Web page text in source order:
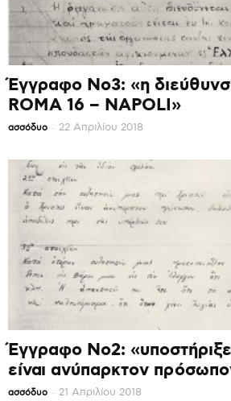
Έγγραφο Νο3: «η
ROMA 16 – NAPOLI»
ασσόδυο - 22 Απριλίου 2018
Έγγραφο Νο2:
είναι ανύπαρκτον
ασσόδυο - 21 Απριλίου 2018